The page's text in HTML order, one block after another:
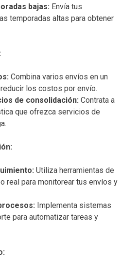
bajas: Envía tus
temporadas altas para obtener
Combina varios envíos en un
los costos por envío.
de consolidación: Contrata a
que ofrezca servicios de
Utiliza herramientas de
real para monitorear tus envíos y
Implementa sistemas
para automatizar tareas y